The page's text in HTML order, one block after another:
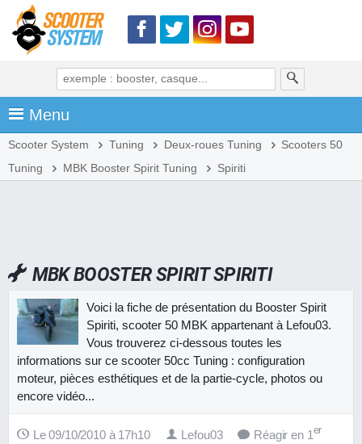
Menu
Scooter System Tuning Deux-roues Tuning
Scooters 50
Tuning
MBK Booster Spirit Tuning Spiriti
MBK BOOSTER SPIRIT SPIRITI
Voici la fiche de présentation du Booster Spirit
Spiriti, scooter 50 MBK appartenant à Lefou03.
Vous trouverez ci-dessous toutes les
informations sur ce scooter 50cc Tuning : configuration
moteur, pièces esthétiques et de la partie-cycle, photos ou
encore vidéo...
Le 09/10/2010 à 17h10 Lefou03 Réagir en 1 er